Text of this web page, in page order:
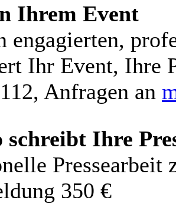
Ihrem Event
engagierten,
Ihr Event, Ihre
Anfragen an
schreibt Ihre
Pressearbeit
350 €